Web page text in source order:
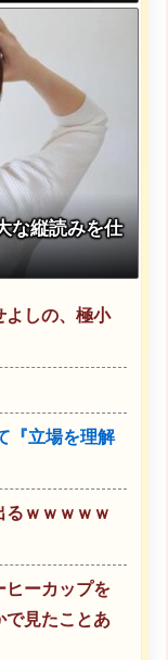
な縦読みを仕
よしの、極小
『立場を理解
ｗｗｗｗｗ
ヒーカップを
見たことあ